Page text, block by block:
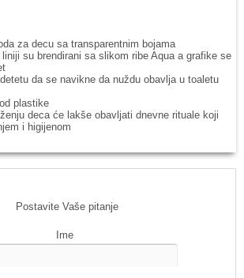
za decu sa transparentnim bojama
su brendirani sa slikom ribe Aqua a grafike se
da se navikne da nuždu obavlja u toaletu
plastike
deca će lakše obavljati dnevne rituale koji
i higijenom
Postavite Vaše pitanje
Ime